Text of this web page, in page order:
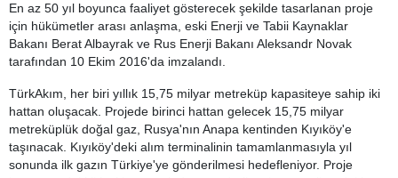
En az 50 yıl boyunca faaliyet gösterecek şekilde tasarlanan proje
için hükümetler arası anlaşma, eski Enerji ve Tabii Kaynaklar
Bakanı Berat Albayrak ve Rus Enerji Bakanı Aleksandr Novak
tarafından 10 Ekim 2016'da imzalandı.
TürkAkım, her biri yıllık 15,75 milyar metreküp kapasiteye sahip iki
hattan oluşacak. Projede birinci hattan gelecek 15,75 milyar
metreküplük doğal gaz, Rusya'nın Anapa kentinden Kıyıköy'e
taşınacak. Kıyıköy'deki alım terminalinin tamamlanmasıyla yıl
sonunda ilk gazın Türkiye'ye gönderilmesi hedefleniyor. Proje